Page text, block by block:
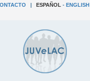
| ESPAÑOL - ENGLISH